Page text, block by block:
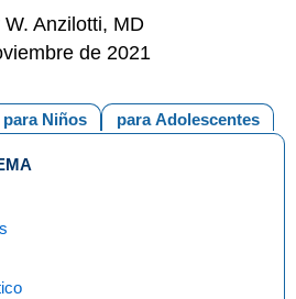
Anzilotti, MD
de 2021
para Adolescentes
para Niños